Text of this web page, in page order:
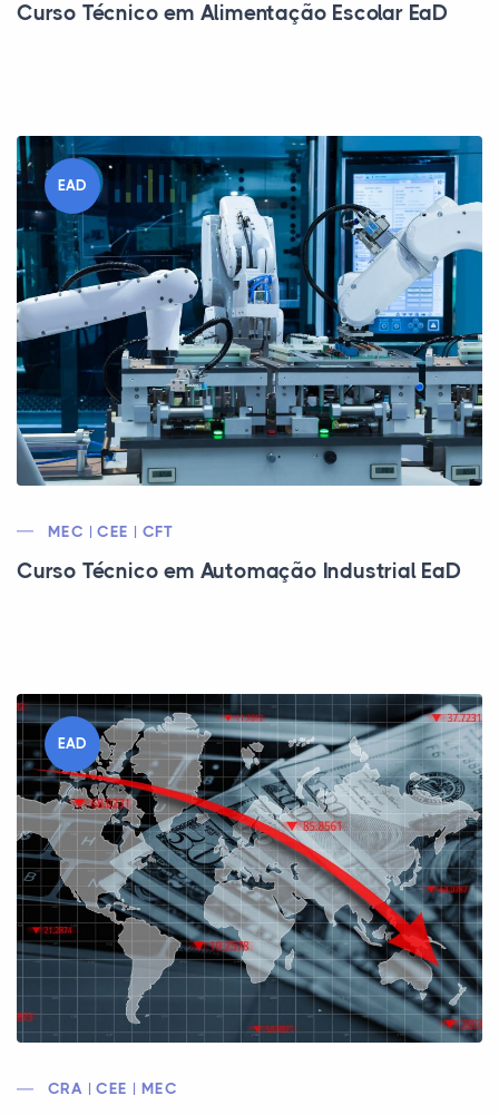
Curso Técnico em Alimentação Escolar EaD
EAD
MEC | CEE | CFT
Curso Técnico em Automação Industrial EaD
EAD
CRA | CEE | MEC